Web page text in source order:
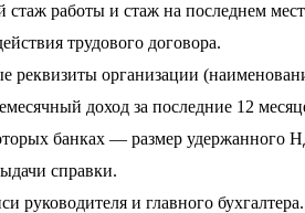
работы и стаж на последнем
трудового договора.
реквизиты организации
доход за последние 12
банках — размер удержанного
справки.
руководителя и главного бухгалтера.